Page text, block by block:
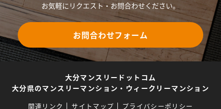
お気軽にリクエスト・お問合わせください。
お問合わせフォーム
大分マンスリードットコム
大分県のマンスリーマンション・ウィークリーマンション
関連リンク サイトマップ プライバシーポリシー